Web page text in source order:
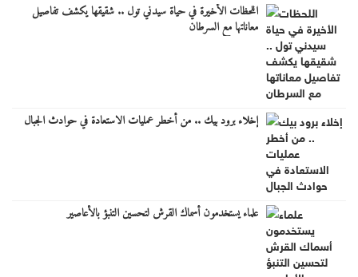
اللحظات الأخيرة في حياة سيدني تول .. شقيقها يكشف تفاصيل
معاناتها مع السرطان
إخلاء برود بيك .. من أخطر عمليات الاستعادة في حوادث الجبال
علماء يستخدمون أسماك القرش لتحسين التنبؤ بالأعاصير